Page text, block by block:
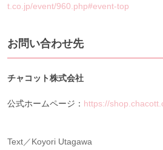
t.co.jp/event/960.php#event-top
お問い合わせ先
チャコット株式会社
公式ホームページ： https://
Text／Koyori Utagawa